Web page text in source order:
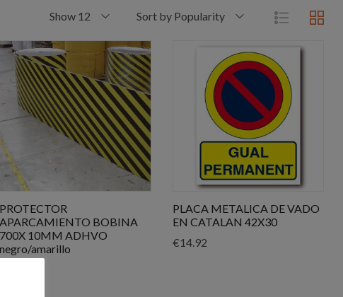
Show 12 Sort by Popularity
PROTECTOR
APARCAMIENTO BOBINA
700X 10MM ADHVO
negro/amarillo
PLACA METALICA DE VADO
EN CATALAN 42X30
€14.92